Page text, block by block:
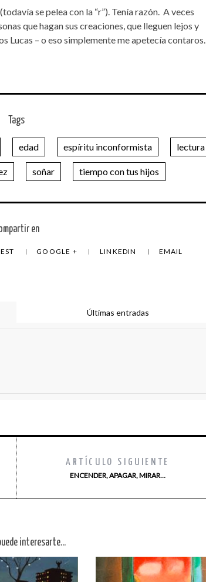
se pelea con la “r”). Tenía razón. A veces
que hagan sus creaciones, que lleguen lejos y
Lucas – o eso simplemente me apetecía contaros.
Tags
edad espíritu inconformista lectura
soñar tiempo con tus hijos
en
GOOGLE + LINKEDIN EMAIL
Últimas entradas
ARTÍCULO SIGUIENTE
ENCENDER, APAGAR, MIRAR…
interesarte...